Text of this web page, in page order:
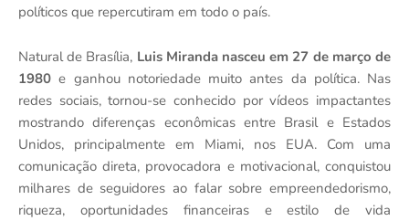
políticos que repercutiram em todo o país.
Natural de Brasília, Luis Miranda nasceu em 27 de março de
1980 e ganhou notoriedade muito antes da política. Nas
redes sociais, tornou-se conhecido por vídeos impactantes
mostrando diferenças econômicas entre Brasil e Estados
Unidos, principalmente em Miami, nos EUA. Com uma
comunicação direta, provocadora e motivacional, conquistou
milhares de seguidores ao falar sobre empreendedorismo,
riqueza, oportunidades financeiras e estilo de vida